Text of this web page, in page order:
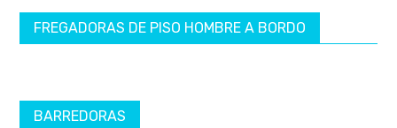
FREGADORAS DE PISO HOMBRE A BORDO
BARREDORAS